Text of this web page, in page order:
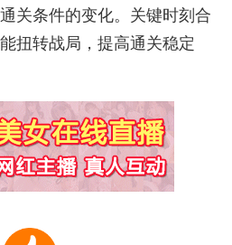
关条件的变化。关键时刻合
扭转战局，提高通关稳定